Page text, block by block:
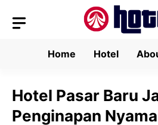
Home
Hotel
Hotel Pasar Baru
Penginapan